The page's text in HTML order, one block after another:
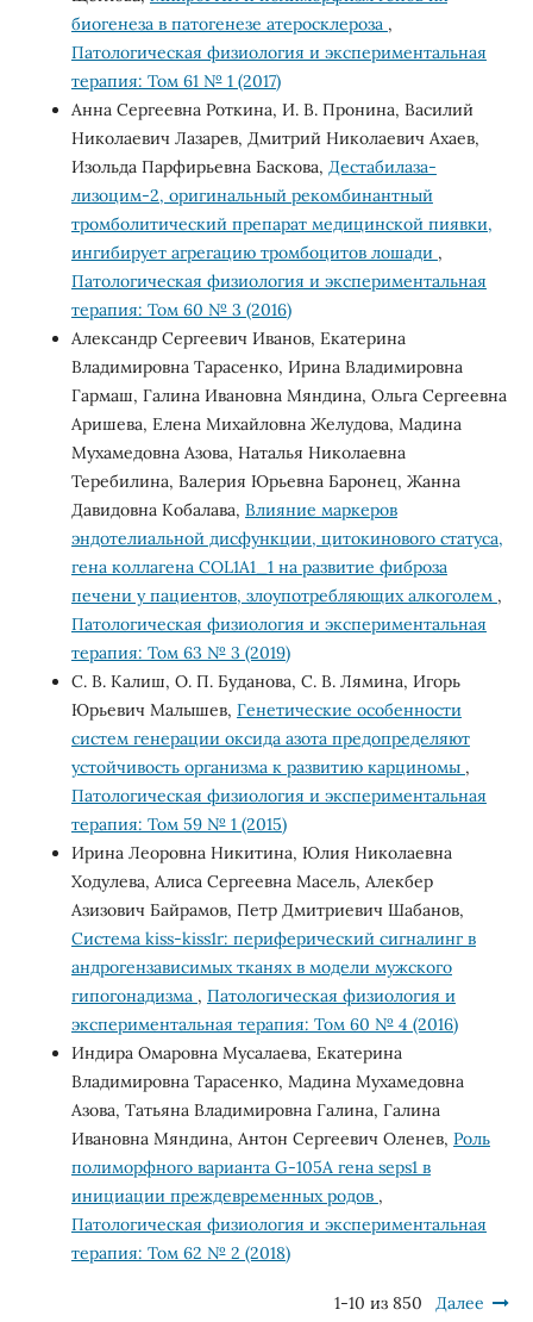
биогенеза в патогенезе атеросклероза ,
Патологическая физиология и экспериментальная
терапия: Том 61 № 1 (2017)
Анна Сергеевна Роткина, И. В. Пронина, Василий
Николаевич Лазарев, Дмитрий Николаевич Ахаев,
Изольда Парфирьевна Баскова, Дестабилаза-
лизоцим-2, оригинальный рекомбинантный
тромболитический препарат медицинской пиявки,
ингибирует агрегацию тромбоцитов лошади ,
Патологическая физиология и экспериментальная
терапия: Том 60 № 3 (2016)
Александр Сергеевич Иванов, Екатерина
Владимировна Тарасенко, Ирина Владимировна
Гармаш, Галина Ивановна Мяндина, Ольга Сергеевна
Аришева, Елена Михайловна Желудова, Мадина
Мухамедовна Азова, Наталья Николаевна
Теребилина, Валерия Юрьевна Баронец, Жанна
Давидовна Кобалава, Влияние маркеров
эндотелиальной дисфункции, цитокинового статуса,
гена коллагена COL1A1_1 на развитие фиброза
печени у пациентов, злоупотребляющих алкоголем ,
Патологическая физиология и экспериментальная
терапия: Том 63 № 3 (2019)
С. В. Калиш, О. П. Буданова, С. В. Лямина, Игорь
Юрьевич Малышев, Генетические особенности
систем генерации оксида азота предопределяют
устойчивость организма к развитию карциномы ,
Патологическая физиология и экспериментальная
терапия: Том 59 № 1 (2015)
Ирина Леоровна Никитина, Юлия Николаевна
Ходулева, Алиса Сергеевна Масель, Алекбер
Азизович Байрамов, Петр Дмитриевич Шабанов,
Система kiss-kiss1r: периферический сигналинг в
андрогензависимых тканях в модели мужского
гипогонадизма , Патологическая физиология и
экспериментальная терапия: Том 60 № 4 (2016)
Индира Омаровна Мусалаева, Екатерина
Владимировна Тарасенко, Мадина Мухамедовна
Азова, Татьяна Владимировна Галина, Галина
Ивановна Мяндина, Антон Сергеевич Оленев, Роль
полиморфного варианта G-105A гена seps1 в
инициации преждевременных родов ,
Патологическая физиология и экспериментальная
терапия: Том 62 № 2 (2018)
1-10 из 850 Далее